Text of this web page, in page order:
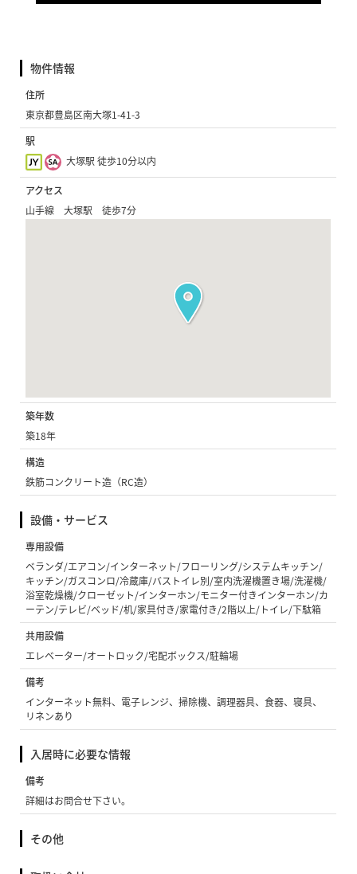
物件情報
住所
東京都豊島区南大塚1-41-3
駅
大塚駅 徒歩10分以内
アクセス
山手線 大塚駅 徒歩7分
築年数
築18年
構造
鉄筋コンクリート造（RC造）
設備・サービス
専用設備
ベランダ/エアコン/インターネット/フローリング/システムキッチン/
キッチン/ガスコンロ/冷蔵庫/バストイレ別/室内洗濯機置き場/洗濯機/
浴室乾燥機/クローゼット/インターホン/モニター付きインターホン/カ
ーテン/テレビ/ベッド/机/家具付き/家電付き/2階以上/トイレ/下駄箱
共用設備
エレベーター/オートロック/宅配ボックス/駐輪場
備考
インターネット無料、電子レンジ、掃除機、調理器具、食器、寝具、
リネンあり
入居時に必要な情報
備考
詳細はお問合せ下さい。
その他